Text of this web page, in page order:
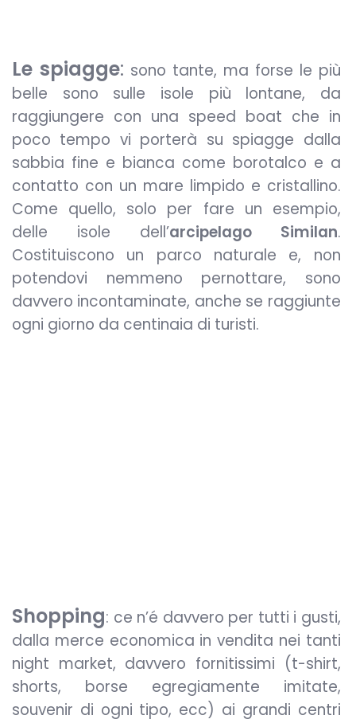
Le spiagge: sono tante, ma forse le più
belle sono sulle isole più lontane, da
raggiungere con una speed boat che in
poco tempo vi porterà su spiagge dalla
sabbia fine e bianca come borotalco e a
contatto con un mare limpido e cristallino.
Come quello, solo per fare un esempio,
delle isole dell’arcipelago Similan.
Costituiscono un parco naturale e, non
potendovi nemmeno pernottare, sono
davvero incontaminate, anche se raggiunte
ogni giorno da centinaia di turisti.
Shopping: ce n’é davvero per tutti i gusti,
dalla merce economica in vendita nei tanti
night market, davvero fornitissimi (t-shirt,
shorts, borse egregiamente imitate,
souvenir di ogni tipo, ecc) ai grandi centri